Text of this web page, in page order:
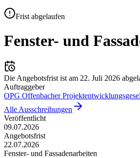
Frist abgelaufen
Fenster- und
Die Angebotsfrist ist am 22. Juli 2026
Auftraggeber
OPG Offenbacher
Alle Ausschreibungen
Veröffentlicht
09.07.2026
Angebotsfrist
22.07.2026
Fenster- und Fassadenarbeiten